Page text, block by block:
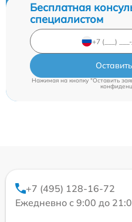
Бесплатная
специалистом
Нажимая на кнопку "Оставить
+7 (495) 128-16-72
Ежедневно с 9:00 до